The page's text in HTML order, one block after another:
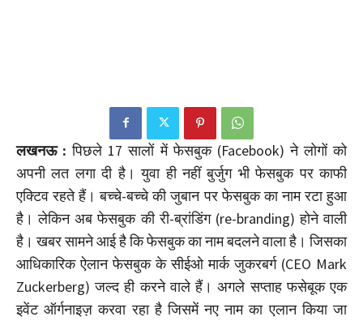
लखनऊ : पिछले 17 सालों में फेसबुक (Facebook) ने लोगों को
अपनी लत लगा दी है। युवा ही नहीं बुर्जुग भी फेसबुक पर काफी
एक्टिव रहते हैं। बच्चे-बच्चे की जुबान पर फेसबुक का नाम रटा हुआ
है। लेकिन अब फेसबुक की री-ब्रांडिंग (re-branding) होने वाली
है। खबर सामने आई है कि फेसबुक का नाम बदलने वाला है। जिसका
आधिकारिक ऐलान फेसबुक के सीईओ मार्क जुकरबर्ग (CEO Mark
Zuckerberg) जल्द ही करने वाले हैं। अगले सप्ताह फसेबूक एक
इवेंट ऑर्गनाइज़ करवा रहा है जिसमें नए नाम का एलान किया जा